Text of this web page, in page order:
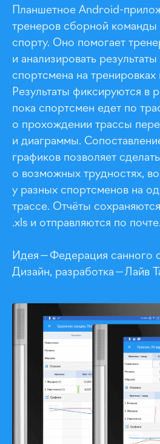
Планшетное Android-
тренеров сборной
спорту. Оно помогает
и анализировать
спортсмена на тренировках
Результаты фиксируются в
пока спортсмен едет по
о прохождении трассы
и диаграммы.
графиков позволяет
о возможных трудностях,
у разных спортсменов на
трассе. Отчёты
.xls и отправляются по почте.
Идея — Федерация санного
Дизайн, разработка — Лайв